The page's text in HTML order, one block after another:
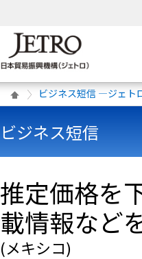
ビジネス短信 ―ジェト
ビジネス短信
推定価格を
載情報など
(メキシコ)